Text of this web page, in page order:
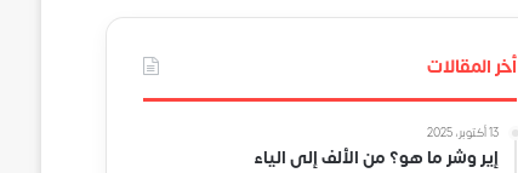
أخر المقالات
13 أكتوبر، 2025
إير وشر ما هو؟ من الألف إلى الياء